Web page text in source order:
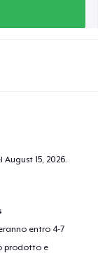
August 15, 2026
entro 4-7
prodotto e